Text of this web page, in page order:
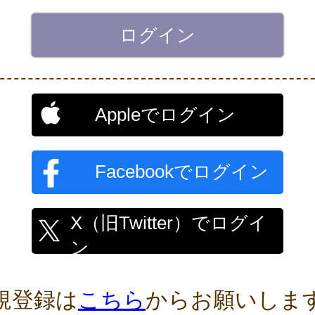
Appleでログイン
Facebookでログイン
X（旧Twitter）でログイ
ン
登録はこちらからお願いしま